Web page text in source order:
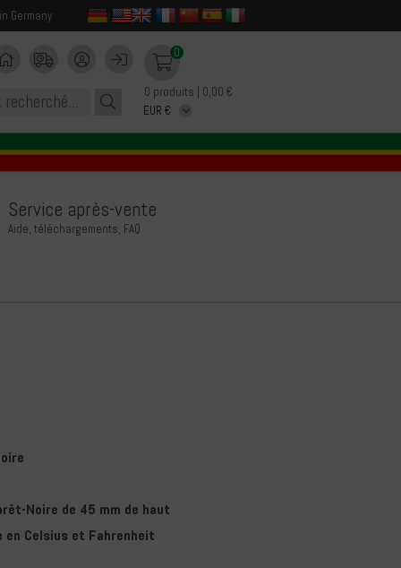
Germany
0
0 produits | 0,00 €
Service après-vente
Aide, téléchargements, FAQ
Noire de 45 mm de haut
Celsius et Fahrenheit